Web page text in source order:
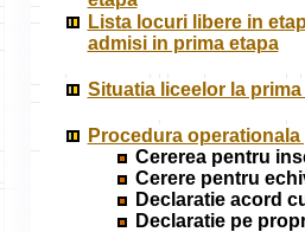
Lista locuri libere in
admisi in prima etapa
Situatia liceelor la
Procedura
Cererea pentru
Cerere pentru
Declaratie acord
Declaratie pe